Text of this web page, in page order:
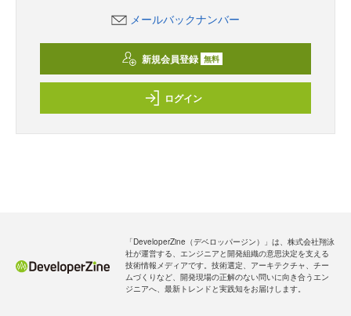
メールバックナンバー
新規会員登録 無料
ログイン
「DeveloperZine（デベロッパージン）」は、株式会社翔泳
社が運営する、エンジニアと開発組織の意思決定を支える
技術情報メディアです。技術選定、アーキテクチャ、チー
ムづくりなど、開発現場の正解のない問いに向き合うエン
ジニアへ、最新トレンドと実践知をお届けします。